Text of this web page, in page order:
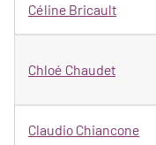
Céline Bricault
Chloé Chaudet
Claudio Chiancone